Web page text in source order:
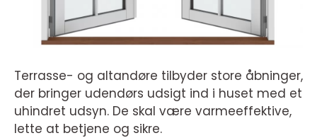
Terrasse- og altandøre tilbyder store åbninger,
der bringer udendørs udsigt ind i huset med et
uhindret udsyn. De skal være varmeeffektive,
lette at betjene og sikre.